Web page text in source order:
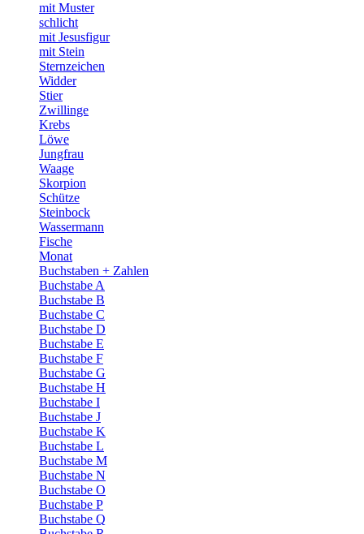
mit Muster
schlicht
mit Jesusfigur
mit Stein
Sternzeichen
Widder
Stier
Zwillinge
Krebs
Löwe
Jungfrau
Waage
Skorpion
Schütze
Steinbock
Wassermann
Fische
Monat
Buchstaben + Zahlen
Buchstabe A
Buchstabe B
Buchstabe C
Buchstabe D
Buchstabe E
Buchstabe F
Buchstabe G
Buchstabe H
Buchstabe I
Buchstabe J
Buchstabe K
Buchstabe L
Buchstabe M
Buchstabe N
Buchstabe O
Buchstabe P
Buchstabe Q